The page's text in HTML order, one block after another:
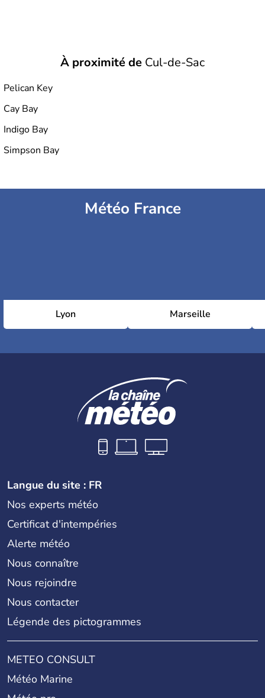
À proximité de Cul-de-Sac
Pelican Key
Cay Bay
Indigo Bay
Simpson Bay
Météo France
Lyon Marseille
Langue du site : FR
Nos experts météo
Certificat d'intempéries
Alerte météo
Nous connaître
Nous rejoindre
Nous contacter
Légende des pictogrammes
METEO CONSULT
Météo Marine